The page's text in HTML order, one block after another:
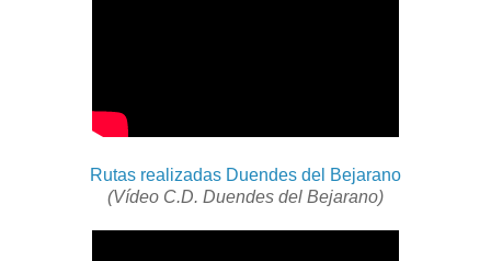
Rutas realizadas Duendes del Bejarano
(Vídeo C.D. Duendes del Bejarano)